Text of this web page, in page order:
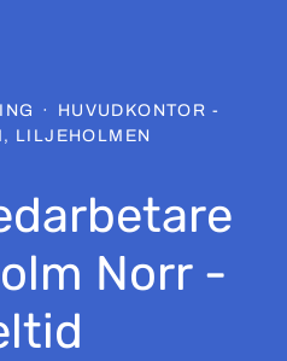
·
HUVUDKONTOR -
LILJEHOLMEN
Norr -